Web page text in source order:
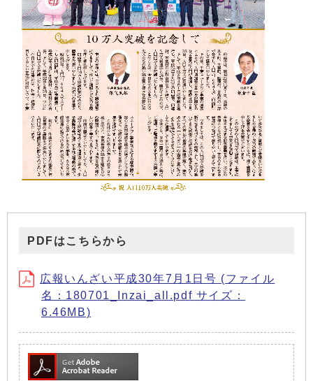
PDFはこちらから
広報いんざい平成30年7月1日号 (ファイル
名：180701_Inzai_all.pdf サイズ：
6.46MB)